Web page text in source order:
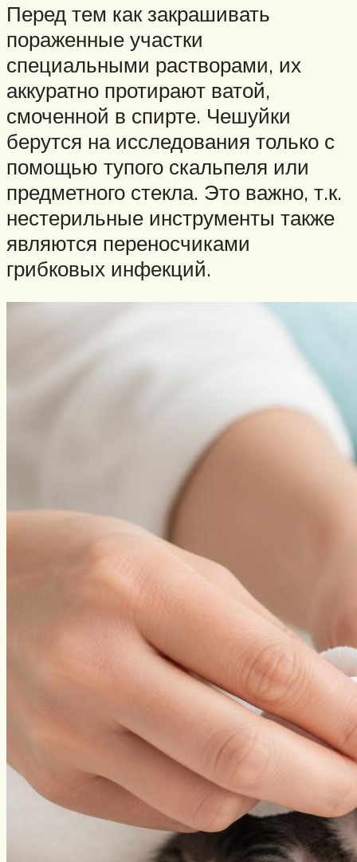
Перед тем как закрашивать
пораженные участки
специальными растворами, их
аккуратно протирают ватой,
смоченной в спирте. Чешуйки
берутся на исследования только с
помощью тупого скальпеля или
предметного стекла. Это важно, т.к.
нестерильные инструменты также
являются переносчиками
грибковых инфекций.